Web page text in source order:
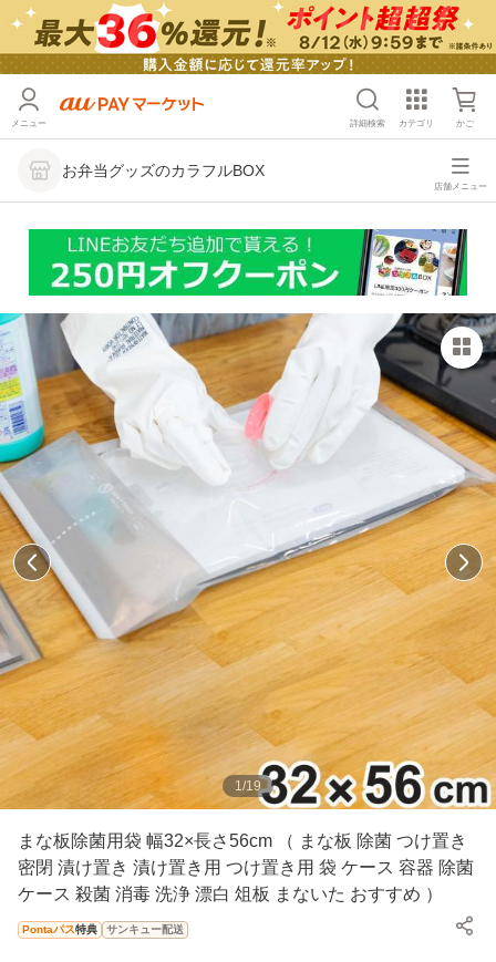
メニュー 詳細検索 カテゴリ かご
お弁当グッズのカラフルBOX
店舗メニュー
1 /19
まな板除菌用袋 幅32×長さ56cm （ まな板 除菌 つけ置き
密閉 漬け置き 漬け置き用 つけ置き用 袋 ケース 容器 除菌
ケース 殺菌 消毒 洗浄 漂白 俎板 まないた おすすめ ）
Pontaパス特典 サンキュー配送